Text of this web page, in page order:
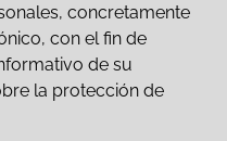
concretamente
con el fin de
de su
la protección de